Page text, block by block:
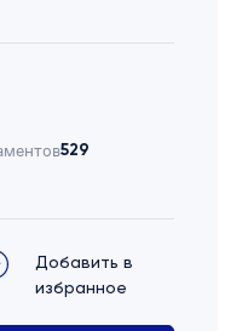
529
Добавить в
избранное